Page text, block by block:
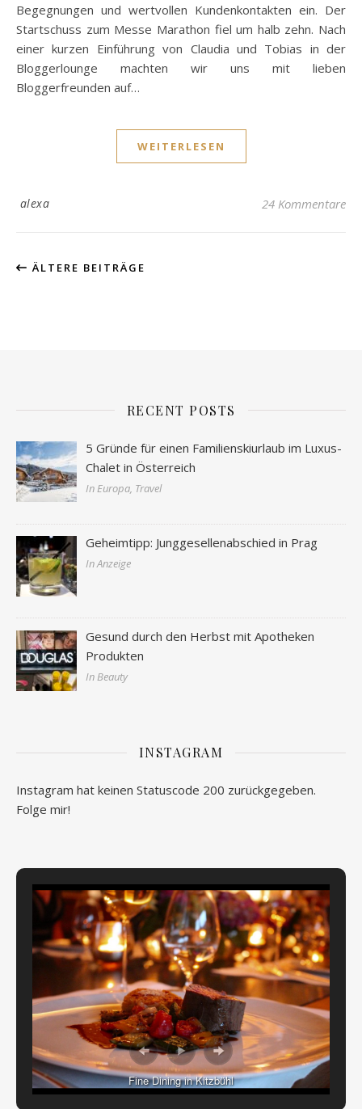
Begegnungen und wertvollen Kundenkontakten ein. Der
Startschuss zum Messe Marathon fiel um halb zehn. Nach
einer kurzen Einführung von Claudia und Tobias in der
Bloggerlounge machten wir uns mit lieben
Bloggerfreunden auf…
WEITERLESEN
alexa 24 Kommentare
ÄLTERE BEITRÄGE
RECENT POSTS
5 Gründe für einen Familienskiurlaub im Luxus-
Chalet in Österreich
In Europa, Travel
Geheimtipp: Junggesellenabschied in Prag
In Anzeige
Gesund durch den Herbst mit Apotheken
Produkten
In Beauty
INSTAGRAM
Instagram hat keinen Statuscode 200 zurückgegeben.
Folge mir!
Fine Dining in Kitzbühl